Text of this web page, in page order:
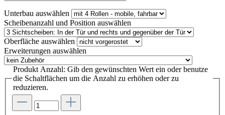
Unterbau auswählen
Scheibenanzahl und Position auswählen
Oberfläche auswählen
Erweiterungen auswählen
Produkt Anzahl: Gib den gewünschten Wert ein oder benutze
die Schaltflächen um die Anzahl zu erhöhen oder zu
reduzieren.